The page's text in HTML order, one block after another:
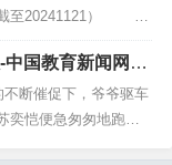
截至20241121） 卓
区部分电厂周度开机
） 卓创资
分电厂周度开机率及
中国教育新闻网-
直属出版机构-中
断催促下，爷爷驱车
奕恺便急匆匆地跑了